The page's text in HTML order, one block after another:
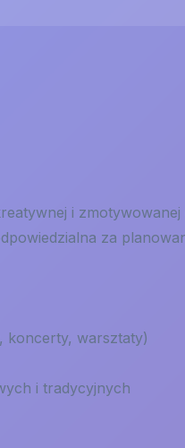
i
za
koncerty, warsztaty)
i tradycyjnych